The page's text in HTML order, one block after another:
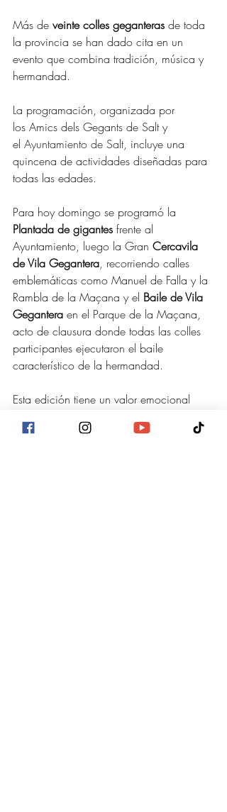
Más de veinte colles geganteras de toda
la provincia se han dado cita en un
evento que combina tradición, música y
hermandad.
La programación, organizada por
los Amics dels Gegants de Salt y
el Ayuntamiento de Salt, incluye una
quincena de actividades diseñadas para
todas las edades.
Para hoy domingo se programó la
Plantada de gigantes frente al
Ayuntamiento, luego la Gran Cercavila
de Vila Gegantera, recorriendo calles
emblemáticas como Manuel de Falla y la
Rambla de la Maçana y el Baile de Vila
Gegantera en el Parque de la Maçana,
acto de clausura donde todas las colles
participantes ejecutaron el baile
característico de la hermandad.
Esta edición tiene un valor emocional
de portadores, músicos y familias que